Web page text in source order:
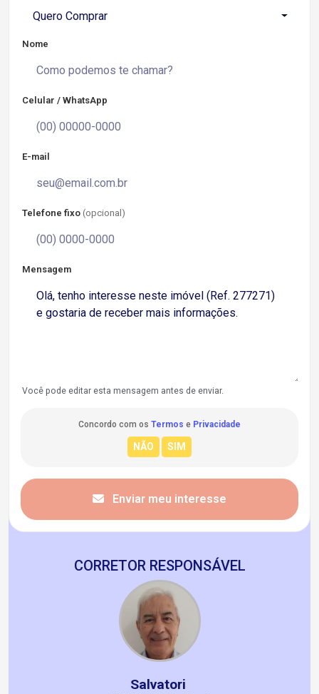
Quero Comprar
Nome
Celular / WhatsApp
E-mail
Telefone fixo (opcional)
Mensagem
Você pode editar esta mensagem antes de enviar.
Concordo com os Termos e Privacidade
Enviar meu interesse
CORRETOR RESPONSÁVEL
Salvatori